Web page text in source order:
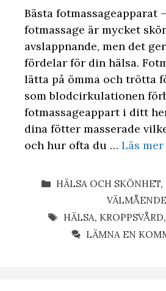
Bästa fotmassageapparat
fotmassage är mycket
avslappnande, men det
fördelar för din hälsa.
lätta på ömma och trötta
som blodcirkulationen
fotmassageappart i ditt
dina fötter masserade
och hur ofta du … Läs mer
KATEGORIER
HÄLSA OCH SKÖNHET,
VÄLMÅENDE
ETIKETTER
HÄLSA, KROPPSVÅRD,
LÄMNA EN